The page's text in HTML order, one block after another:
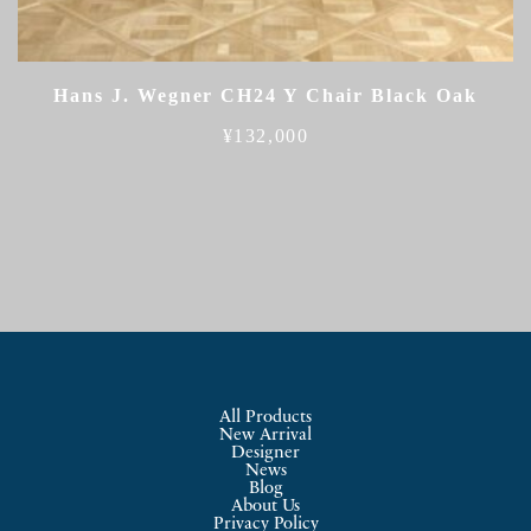
Hans J. Wegner CH24 Y Chair Black Oak
¥132,000
All Products
New Arrival
Designer
News
Blog
About Us
Privacy Policy